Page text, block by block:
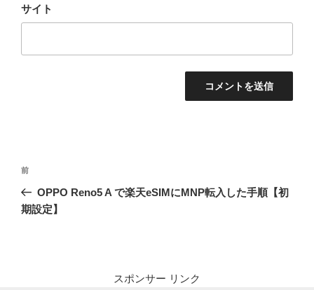
サイト
投
ナ
前
の
投
前
OPPO Reno5 A で楽天eSIMにMNP転入した手順【初
期設定】
スポンサー リンク